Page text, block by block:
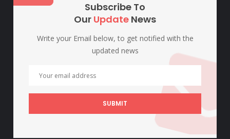
Subscribe To
Our Update News
Write your Email below, to get notified with the
updated news
SUBMIT